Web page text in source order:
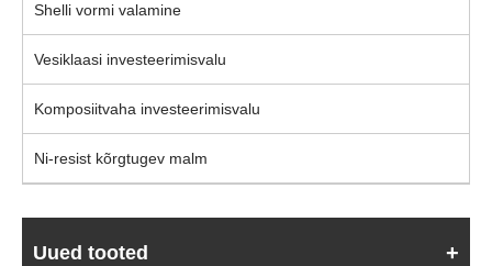
Shelli vormi valamine
Vesiklaasi investeerimisvalu
Komposiitvaha investeerimisvalu
Ni-resist kõrgtugev malm
Uued tooted